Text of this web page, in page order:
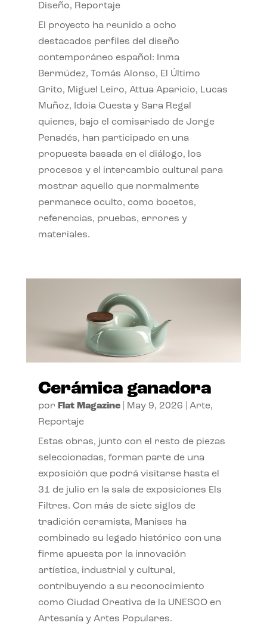
Diseño, Reportaje
El proyecto ha reunido a ocho
destacados perfiles del diseño
contemporáneo español: Inma
Bermúdez, Tomás Alonso, El Último
Grito, Miguel Leiro, Attua Aparicio, Lucas
Muñoz, Idoia Cuesta y Sara Regal
quienes, bajo el comisariado de Jorge
Penadés, han participado en una
propuesta basada en el diálogo, los
procesos y el intercambio cultural para
mostrar aquello que normalmente
permanece oculto, como bocetos,
referencias, pruebas, errores y
materiales.
Cerámica ganadora
por Flat Magazine| May 9, 2026 Arte,
Reportaje
Estas obras, junto con el resto de piezas
seleccionadas, forman parte de una
exposición que podrá visitarse hasta el
31 de julio en la sala de exposiciones Els
Filtres. Con más de siete siglos de
tradición ceramista, Manises ha
combinado su legado histórico con una
firme apuesta por la innovación
artística, industrial y cultural,
contribuyendo a su reconocimiento
como Ciudad Creativa de la UNESCO en
Artesanía y Artes Populares.